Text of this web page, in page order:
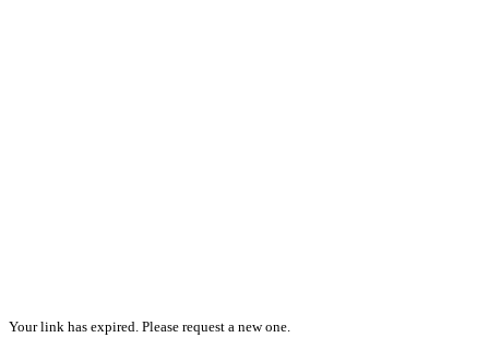
Your link has expired. Please request a new one.